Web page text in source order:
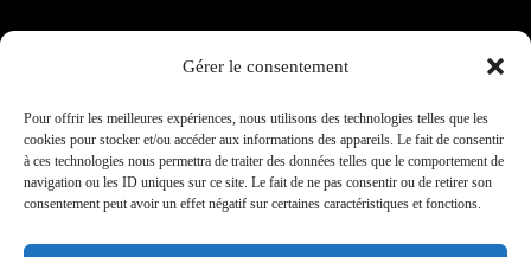
Gérer le consentement
Pour offrir les meilleures expériences, nous utilisons des technologies telles que les
cookies pour stocker et/ou accéder aux informations des appareils. Le fait de consentir
à ces technologies nous permettra de traiter des données telles que le comportement de
navigation ou les ID uniques sur ce site. Le fait de ne pas consentir ou de retirer son
consentement peut avoir un effet négatif sur certaines caractéristiques et fonctions.
FacebookInstagramLinkedInYouTube